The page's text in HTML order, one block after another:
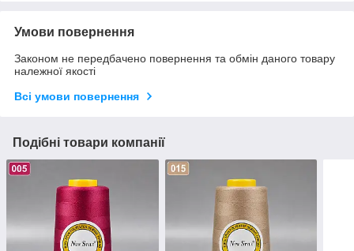
Умови повернення
Законом не передбачено повернення та обмін даного товару
належної якості
Всі умови повернення
Подібні товари компанії